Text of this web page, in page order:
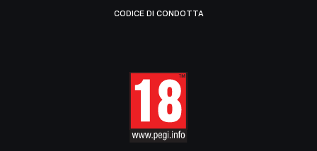
CODICE DI CONDOTTA